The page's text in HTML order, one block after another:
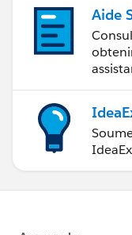
Aide